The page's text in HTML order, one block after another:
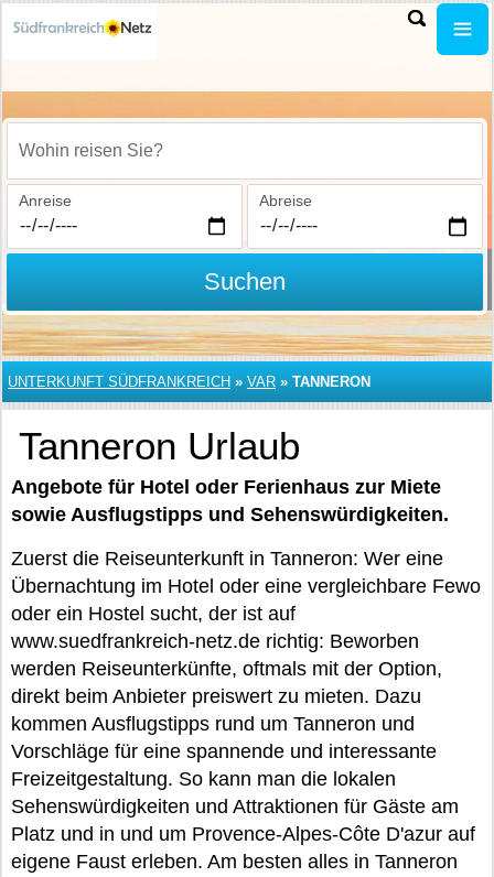
Wohin reisen Sie?
Anreise Abreise
Suchen
UNTERKUNFT SÜDFRANKREICH » VAR » TANNERON
Tanneron Urlaub
Angebote für Hotel oder Ferienhaus zur Miete
sowie Ausflugstipps und Sehenswürdigkeiten.
Zuerst die Reiseunterkunft in Tanneron: Wer eine
Übernachtung im Hotel oder eine vergleichbare Fewo
oder ein Hostel sucht, der ist auf
www.suedfrankreich-netz.de richtig: Beworben
werden Reiseunterkünfte, oftmals mit der Option,
direkt beim Anbieter preiswert zu mieten. Dazu
kommen Ausflugstipps rund um Tanneron und
Vorschläge für eine spannende und interessante
Freizeitgestaltung. So kann man die lokalen
Sehenswürdigkeiten und Attraktionen für Gäste am
Platz und in und um Provence-Alpes-Côte D'azur auf
eigene Faust erleben. Am besten alles in Tanneron